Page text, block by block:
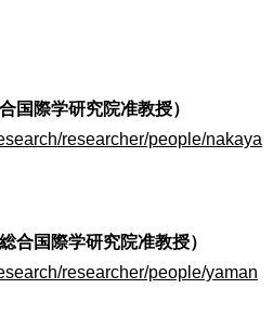
際学研究院准教授）
researcher/people/nakaya
国際学研究院准教授）
researcher/people/yaman